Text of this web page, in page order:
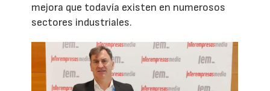
mejora que todavía existen en numerosos
sectores industriales.